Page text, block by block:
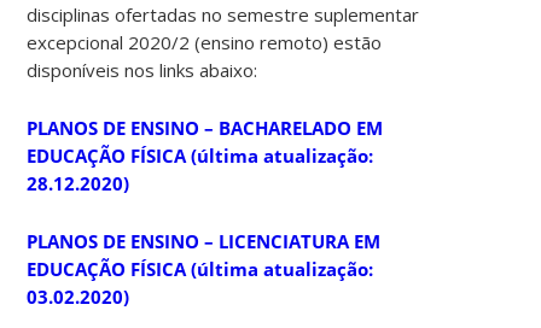
disciplinas ofertadas no semestre suplementar
excepcional 2020/2 (ensino remoto) estão
disponíveis nos links abaixo:
PLANOS DE ENSINO – BACHARELADO EM
EDUCAÇÃO FÍSICA (última atualização:
28.12.2020)
PLANOS DE ENSINO – LICENCIATURA EM
EDUCAÇÃO FÍSICA (última atualização:
03.02.2020)